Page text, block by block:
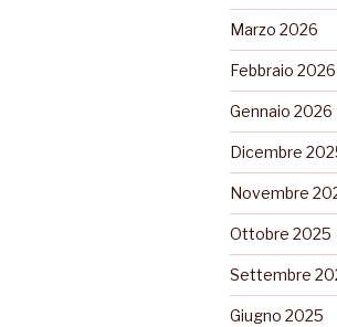
Marzo 2026
Febbraio 2026
Gennaio 2026
Dicembre
Novembre
Ottobre 2025
Settembre
Giugno 2025